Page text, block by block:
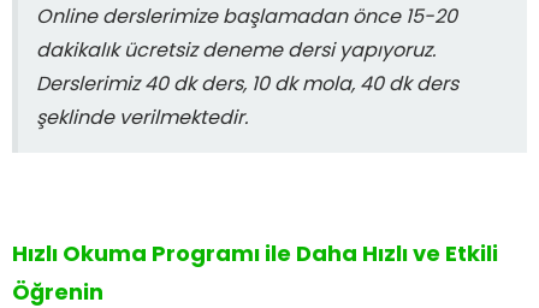
Online derslerimize başlamadan önce 15-20
dakikalık ücretsiz deneme dersi yapıyoruz.
Derslerimiz 40 dk ders, 10 dk mola, 40 dk ders
şeklinde verilmektedir.
Hızlı Okuma Programı ile Daha Hızlı ve Etkili
Öğrenin